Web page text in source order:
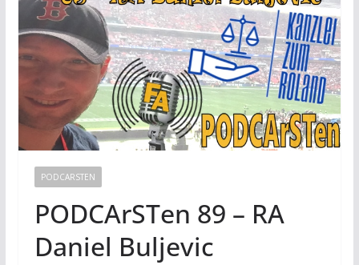
PODCARSTEN
PODCArSTen 89 – RA
Daniel Buljevic